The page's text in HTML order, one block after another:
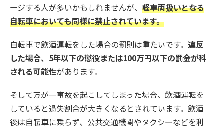
ージする人が多いかもしれませんが、 軽車両扱いとなる
自転車においても同様に禁止されています。
自転車で飲酒運転をした場合の罰則は重たいです。 違反
した場合、5年以下の懲役または100万円以下の罰金が科
される可能性があります。
そして万が一事故を起こしてしまった場合、飲酒運転を
していると過失割合が大きくなるとされています。飲酒
後は自転車に乗らず、公共交通機関やタクシーなどを利